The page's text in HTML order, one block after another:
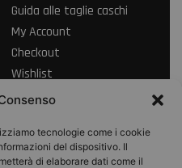
tecnologie come i cookie
del dispositivo. Il
di elaborare dati come il
Guida alle taglie caschi
My Account
Checkout
Wishlist
Spedizioni e resi
pagamento